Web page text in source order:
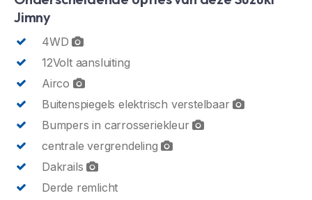
Jimny
4WD
12Volt aansluiting
Airco
Buitenspiegels elektrisch verstelbaar
Bumpers in carrosseriekleur
centrale vergrendeling
Dakrails
Derde remlicht